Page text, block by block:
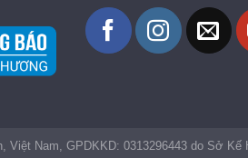
Nam, GPDKKD: 0313296443 do Sở Kế